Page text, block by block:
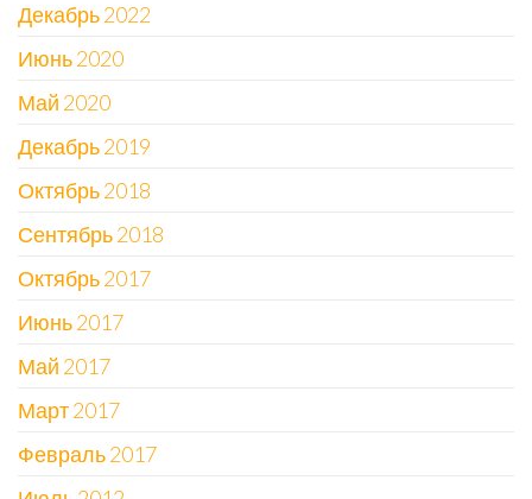
Декабрь 2022
Июнь 2020
Май 2020
Декабрь 2019
Октябрь 2018
Сентябрь 2018
Октябрь 2017
Июнь 2017
Май 2017
Март 2017
Февраль 2017